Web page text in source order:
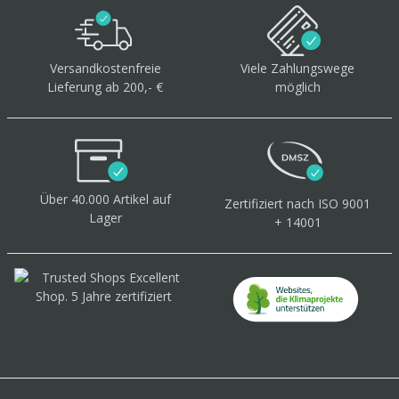
Versandkostenfreie
Lieferung ab 200,- €
Viele Zahlungswege
möglich
Über 40.000 Artikel auf
Lager
Zertifiziert nach ISO 9001
+ 14001